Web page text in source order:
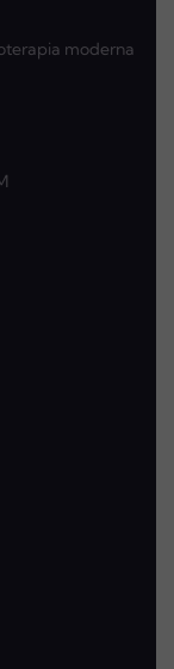
moderna